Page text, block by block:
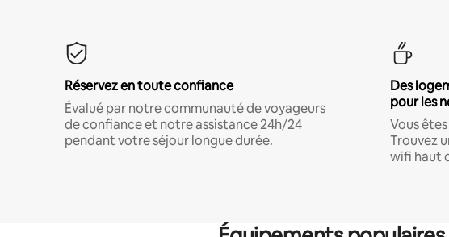
Réservez en toute confiance
Évalué par notre communauté de voyageurs
de confiance et notre assistance 24h/24
pendant votre séjour longue durée.
Des
pour les
Vous
Trouvez
wifi haut